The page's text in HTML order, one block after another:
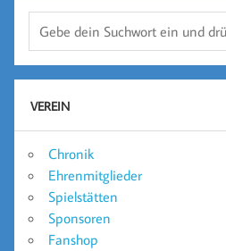
VEREIN
Chronik
Ehrenmitglieder
Spielstätten
Sponsoren
Fanshop